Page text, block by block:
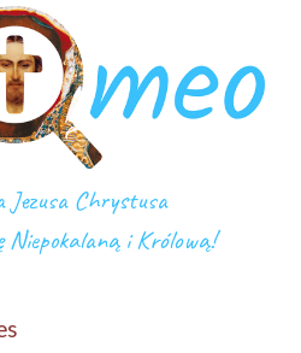
Jezusa Chrystusa
i Królową!